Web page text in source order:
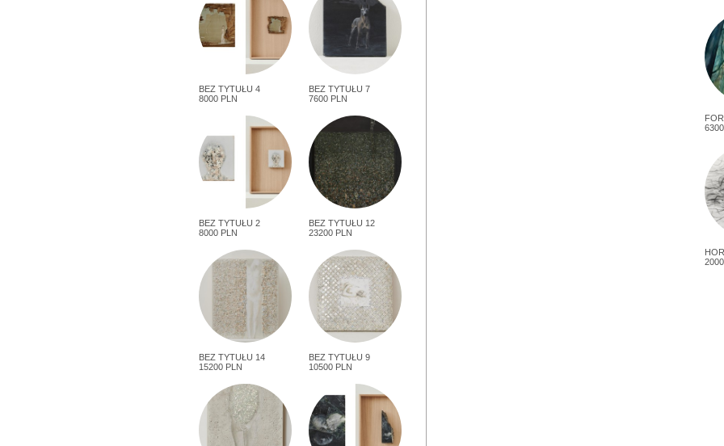
BEZ TYTUŁU 4
8000 PLN
BEZ TYTUŁU 7
7600 PLN
BEZ TYTUŁU 2
8000 PLN
BEZ TYTUŁU 12
23200 PLN
BEZ TYTUŁU 14
15200 PLN
BEZ TYTUŁU 9
10500 PLN